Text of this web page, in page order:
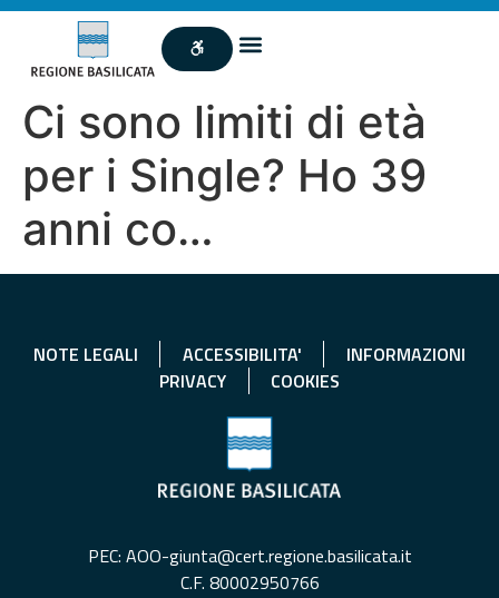
Ci sono limiti di età
per i Single? Ho 39
anni co…
NOTE LEGALI ACCESSIBILITA'
INFORMAZIONI
PRIVACY
COOKIES
PEC: AOO-giunta@cert.regione.basilicata.it
C.F. 80002950766